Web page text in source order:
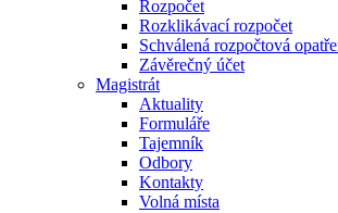
Rozpočet
Rozklikávací rozpočet
Schválená rozpočtová
Závěrečný účet
Magistrát
Aktuality
Formuláře
Tajemník
Odbory
Kontakty
Volná místa